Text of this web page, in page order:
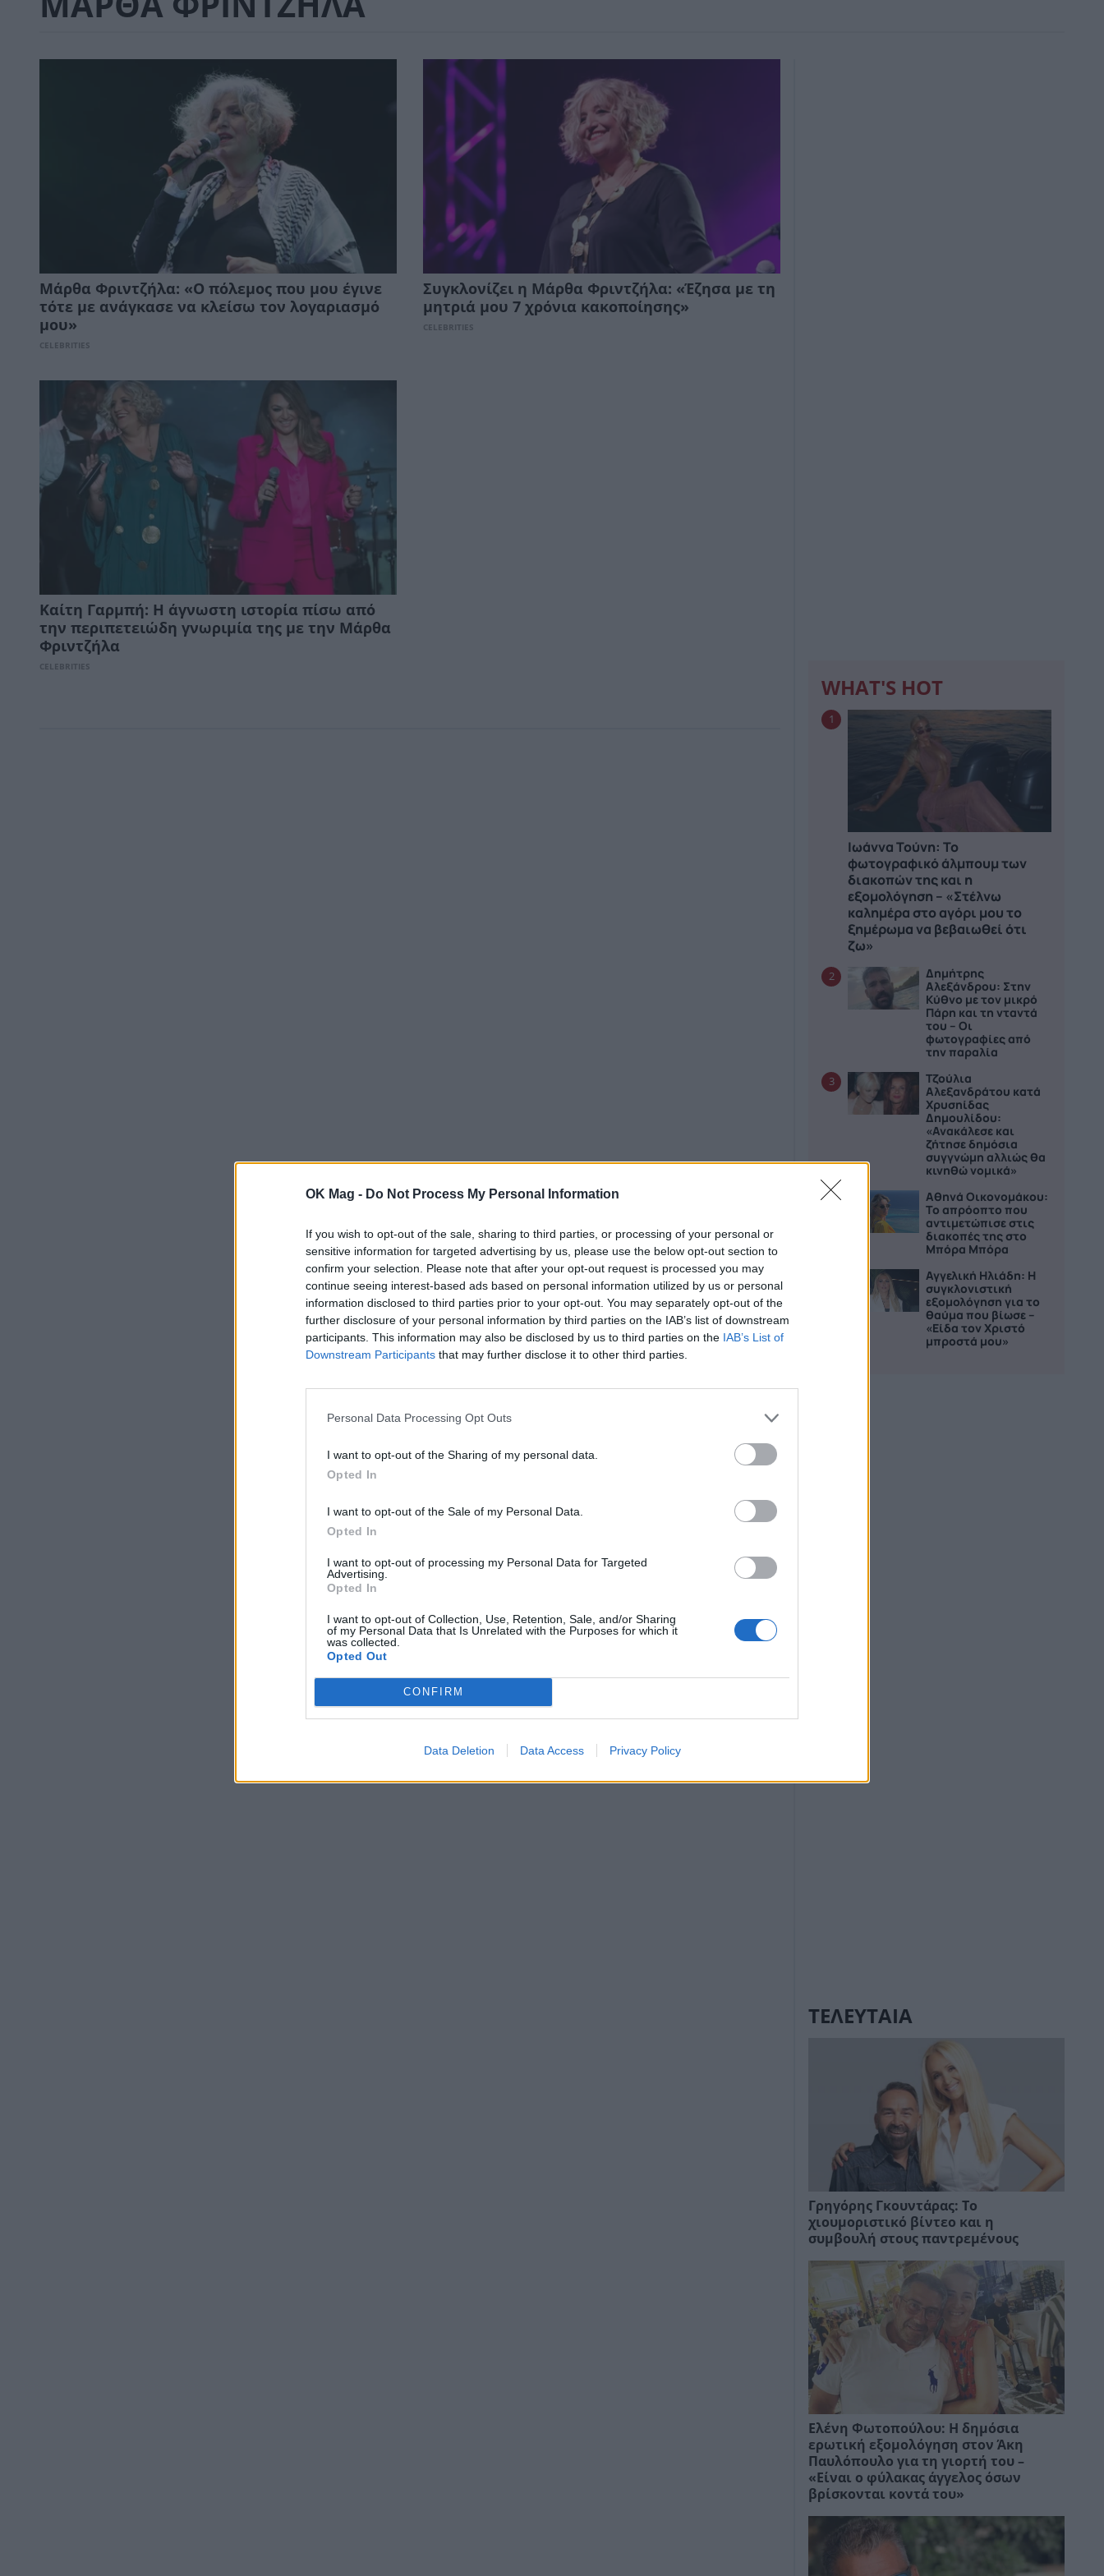
OK Mag - Do Not Process My Personal Information
If you wish to opt-out of the sale, sharing to third parties, or processing of your personal or
sensitive information for targeted advertising by us, please use the below opt-out section to
confirm your selection. Please note that after your opt-out request is processed you may
continue seeing interest-based ads based on personal information utilized by us or personal
information disclosed to third parties prior to your opt-out. You may separately opt-out of the
further disclosure of your personal information by third parties on the IAB’s list of downstream
participants. This information may also be disclosed by us to third parties on the IAB’s List of
Downstream Participants that may further disclose it to other third parties.
Personal Data Processing Opt Outs
I want to opt-out of the Sharing of my personal data.
Opted In
I want to opt-out of the Sale of my Personal Data.
Opted In
I want to opt-out of processing my Personal Data for Targeted
Advertising.
Opted In
I want to opt-out of Collection, Use, Retention, Sale, and/or Sharing
of my Personal Data that Is Unrelated with the Purposes for which it
was collected.
Opted Out
CONFIRM
Data Deletion Data Access Privacy Policy
Μάρθα Φριντζήλα: «Ο πόλεμος που μου έγινε
τότε με ανάγκασε να κλείσω τον λογαριασμό
μου»
CELEBRITIES
Συγκλονίζει η Μάρθα Φριντζήλα: «Έζησα με τη
μητριά μου 7 χρόνια κακοποίησης»
CELEBRITIES
Καίτη Γαρμπή: Η άγνωστη ιστορία πίσω από
την περιπετειώδη γνωριμία της με την Μάρθα
Φριντζήλα
CELEBRITIES
WHAT'S HOT
1
Ιωάννα Τούνη: Το
φωτογραφικό άλμπουμ των
διακοπών της και η
εξομολόγηση – «Στέλνω
καλημέρα στο αγόρι μου το
ξημέρωμα να βεβαιωθεί ότι
ζω»
2
Δημήτρης
Αλεξάνδρου: Στην
Κύθνο με τον μικρό
Πάρη και τη νταντά
του – Οι
φωτογραφίες από
την παραλία
3
Τζούλια
Αλεξανδράτου κατά
Χρυσηίδας
Δημουλίδου:
«Ανακάλεσε και
ζήτησε δημόσια
συγγνώμη αλλιώς θα
κινηθώ νομικά»
Αθηνά Οικονομάκου:
Το απρόοπτο που
αντιμετώπισε στις
διακοπές της στο
Μπόρα Μπόρα
Αγγελική Ηλιάδη: Η
συγκλονιστική
εξομολόγηση για το
θαύμα που βίωσε –
«Είδα τον Χριστό
μπροστά μου»
ΤΕΛΕΥΤΑΙΑ
Γρηγόρης Γκουντάρας: Το
χιουμοριστικό βίντεο και η
συμβουλή στους παντρεμένους
Ελένη Φωτοπούλου: Η δημόσια
ερωτική εξομολόγηση στον Άκη
Παυλόπουλο για τη γιορτή του –
«Είναι ο φύλακας άγγελος όσων
βρίσκονται κοντά του»